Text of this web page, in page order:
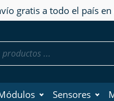
gratis a todo el país
Sensores